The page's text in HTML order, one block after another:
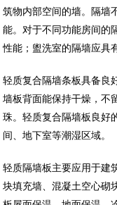
筑物内部空间的墙。隔墙
能。对于不同功能房间的
性能；盥洗室的隔墙应具
轻质复合隔墙条板具备良
墙板背面能保持干燥，不
珠。轻质复合隔墙板良好
间、地下室等潮湿区域。
轻质隔墙板主要应用于建
块填充墙、混凝土空心砌